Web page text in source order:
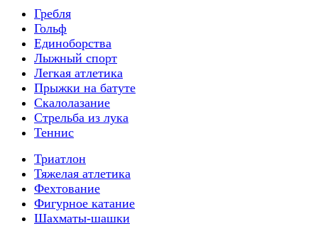
Гребля
Гольф
Единоборства
Лыжный спорт
Легкая атлетика
Прыжки на батуте
Скалолазание
Стрельба из лука
Теннис
Триатлон
Тяжелая атлетика
Фехтование
Фигурное катание
Шахматы-шашки